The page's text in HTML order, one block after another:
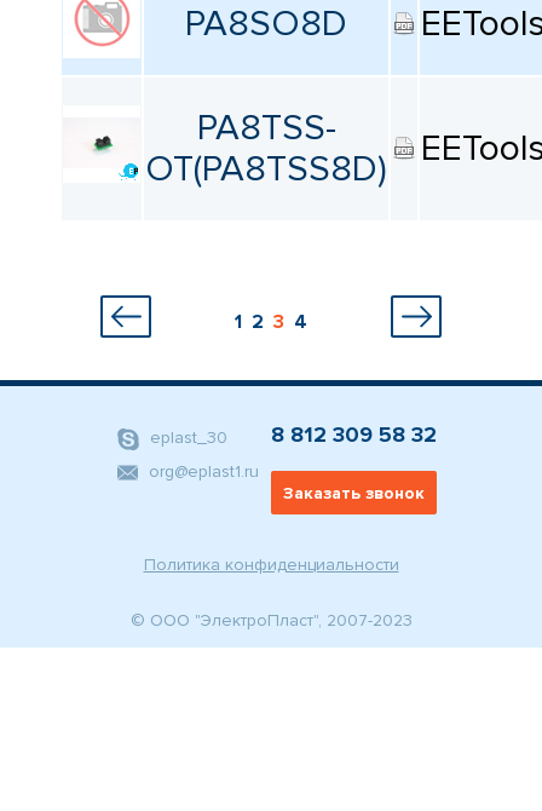
PA8SO8D
PA8TSS-
OT(PA8TSS8D)
1 2 3 4
Политика конфиденциальности
eplast_30
org@eplast1.ru
8 812 309 58 32
Заказать звонок
© ООО "ЭлектроПласт", 2007-2023